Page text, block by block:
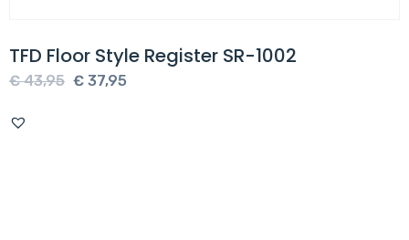
TFD Floor Style Register SR-1002
€43,95 Oorspronkelijke
€ 37,95